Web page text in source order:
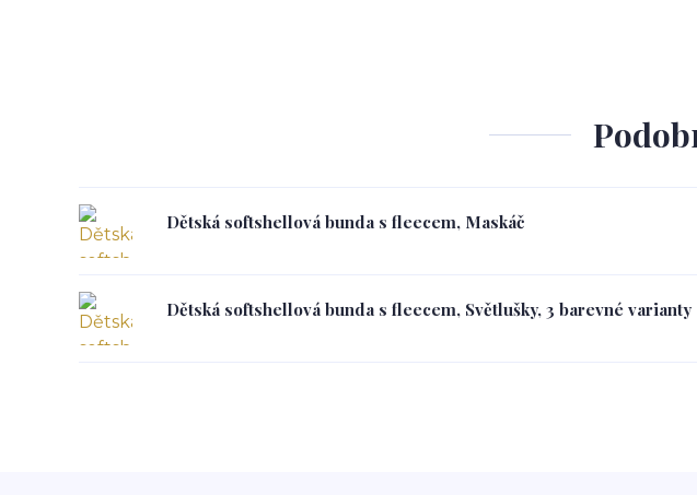
Dětská softshellová bunda s fleecem, Maskáč
Dětská softshellová bunda s fleecem, Světlušky, 3 barevné varianty